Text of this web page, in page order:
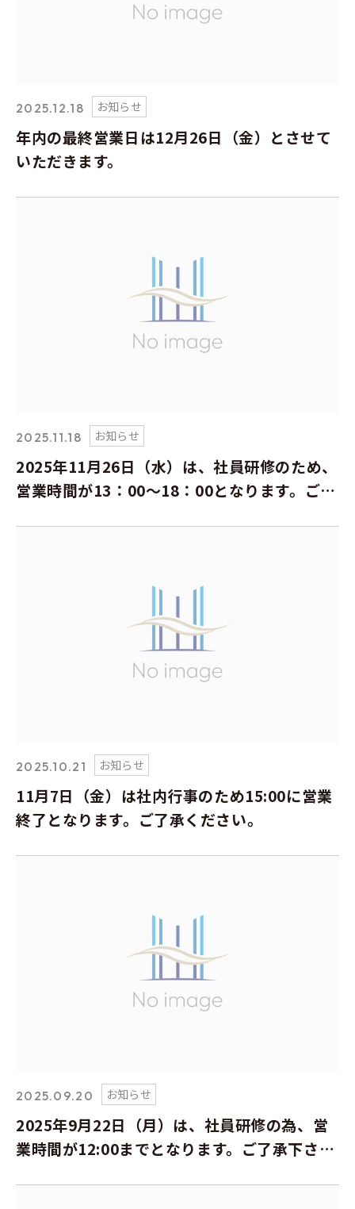
2025.12.18 お知らせ
年内の最終営業日は12月26日（金）とさせて
いただきます。
2025.11.18 お知らせ
2025年11月26日（水）は、社員研修のため、
営業時間が13：00～18：00となります。ご了
2025.10.21 お知らせ
11月7日（金）は社内行事のため15:00に営業
終了となります。ご了承ください。
2025.09.20 お知らせ
2025年9月22日（月）は、社員研修の為、営
業時間が12:00までとなります。ご了承下さ